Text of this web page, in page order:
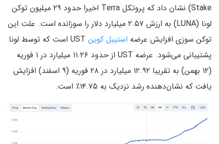
Stake) نشان داد که پروتکل Terra اخیرا حدود ۲۹ میلیون توکن
لونا (LUNA) به ارزش ۲.۵۷ میلیارد دلار را سوزانده است. علت این
توکن سوزی افزایش عرضه استیبل کوین
UST است که توسط لونا
پشتیبانی می‌شود. عرضه UST از حدود ۱۱.۲۶ میلیارد در ۱ فوریه
(۱۲ بهمن) به تقریبا ۱۲.۹۲ میلیارد در ۲۸ فوریه (۹ اسفند) افزایش
یافت که نشان‌دهنده رشد نزدیک به ۱۴.۷۵٪ است.